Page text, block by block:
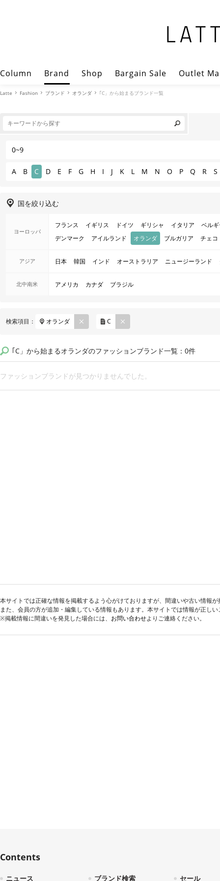
Column Brand Shop Bargain Sale Outlet
Latte Fashion ブランド オランダ ｢C」から始まるブランド一覧
0~9
A B C D E F G H I J K L M N O P Q R S
国を絞り込む
ヨーロッパ
フランス イギリス ドイツ ギリシャ イタリア
ベル
デンマーク
アイルランド オランダ ブルガリア チェコ
アジア 日本 韓国 インド オーストラリア ニュージーランド
北中南米 アメリカ カナダ ブラジル
検索項目： オランダ
REM
OVE C
REM
OVE
｢C」から始まるオランダのファッションブランド一覧：0件
ファッションブランドが見つかりませんでした。
本サイトでは正確な情報を掲載するよう心がけておりますが、間違いや古い情報
また、会員の方が追加・編集している情報もあります。本サイトでは情報が正し
※掲載情報に間違いを発見した場合には、 お問い合わせよりご連絡ください。
Contents
ニュース ブランド検索 セール